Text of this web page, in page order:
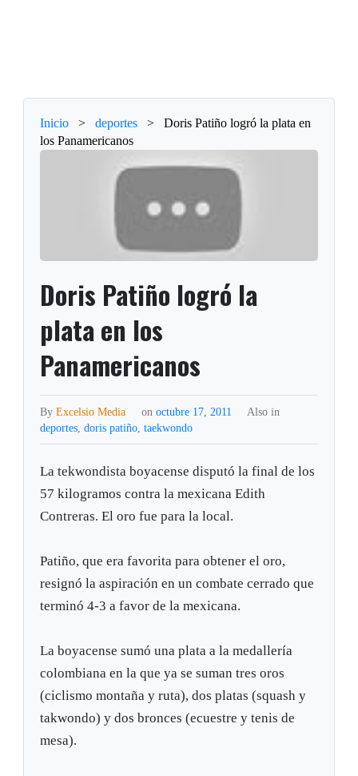
Inicio > deportes >
Doris Patiño logró la plata en
los Panamericanos
Doris Patiño logró la
plata en los
Panamericanos
ByExcelsio Media on octubre 17, 2011
Also in
deportes,doris patiño,taekwondo
La tekwondista boyacense disputó la final de los
57 kilogramos contra la mexicana Edith
Contreras. El oro fue para la local.
Patiño, que era favorita para obtener el oro,
resignó la aspiración en un combate cerrado que
terminó 4-3 a favor de la mexicana.
La boyacense sumó una plata a la medallería
colombiana en la que ya se suman tres oros
(ciclismo montaña y ruta), dos platas (squash y
takwondo) y dos bronces (ecuestre y tenis de
mesa).